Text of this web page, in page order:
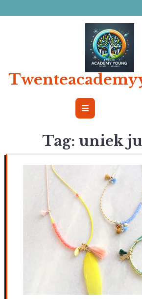
naar
Open
Tag: uniek